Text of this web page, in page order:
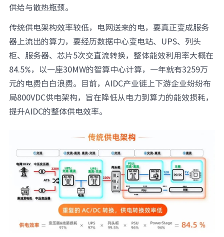
供给与散热瓶颈。
传统供电架构效率较低，电网送来的电，要真正变成服务
器上流出的算力，要经历数据中心变电站、UPS、列头
柜、服务器、芯片5次交直流转换，整体能效利用率大概在
84.5%，以一座30MW的智算中心计算，一年就有3259万
元的电费白白浪费。目前，AIDC产业链上下游企业纷纷布
局800VDC供电架构，旨在降低从电力到算力的能效损耗，
提升AIDC的整体供电效率。